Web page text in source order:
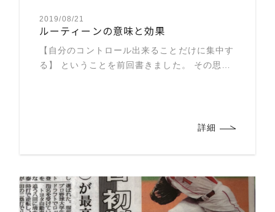
2019/08/21
ルーティーンの意味と効果
【自分のコントロール出来ることだけに集中す
る】 ということを前回書きました。 その思考
詳細